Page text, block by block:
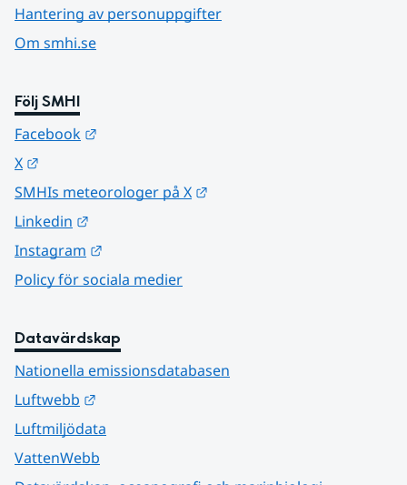
Hantering av personuppgifter
Om smhi.se
Följ SMHI
Facebook
X
SMHIs meteorologer på X
Linkedin
Instagram
Policy för sociala medier
Datavärdskap
Nationella emissionsdatabasen
Luftwebb
Luftmiljödata
VattenWebb